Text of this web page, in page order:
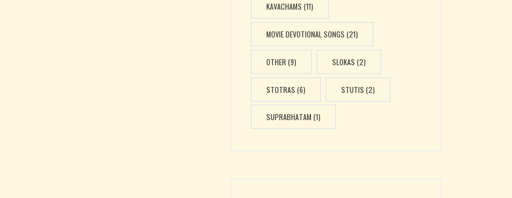
KAVACHAMS (11)
MOVIE DEVOTIONAL SONGS (21)
OTHER (9) SLOKAS (2)
STOTRAS (6) STUTIS (2)
SUPRABHATAM (1)